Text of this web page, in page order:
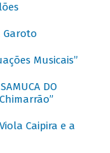
Musicais”
DO
Caipira e a